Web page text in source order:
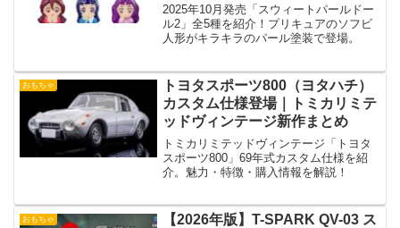
2025年10月発売「スウィートパールドー
ル2」全5種を紹介！プリキュアのソフビ
人形がキラキラのパール塗装で登場。
おもちゃ
トヨタスポーツ800（ヨタハチ）
カスタム仕様登場｜トミカリミテ
ッドヴィンテージ新作まとめ
トミカリミテッドヴィンテージ「トヨタ
スポーツ800」69年式カスタム仕様を紹
介。魅力・特徴・購入情報を解説！
おもちゃ
【2026年版】T-SPARK QV-03 ス